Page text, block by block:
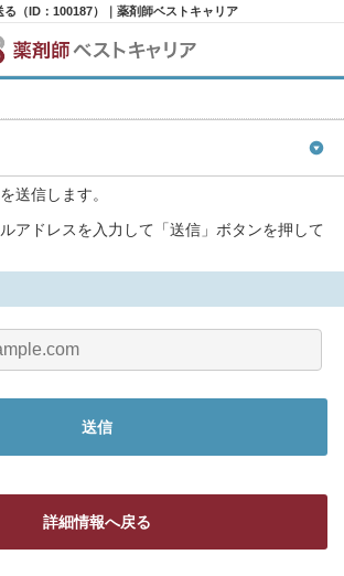
る（ID：100187）｜薬剤師ベストキャリア
送信します。
アドレスを入力して「送信」ボタンを押して
詳細情報へ戻る
ー紹介
申し込む